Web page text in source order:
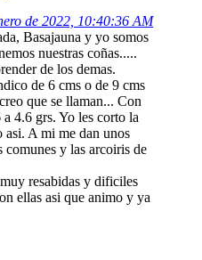
de 2022, 10:40:36 AM
Basajauna y yo somos
nuestras coñas.....
de los demas.
de 6 cms o de 9 cms
que se llaman... Con
4.6 grs. Yo les corto la
A mi me dan unos
comunes y las arcoiris de
resabidas y dificiles
ellas asi que animo y ya